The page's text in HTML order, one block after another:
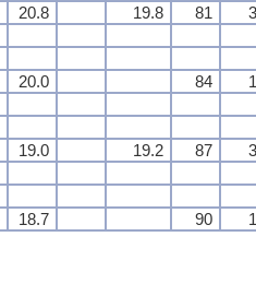
20.8 19.8 81
20.0 84
19.0 19.2 87
18.7 90